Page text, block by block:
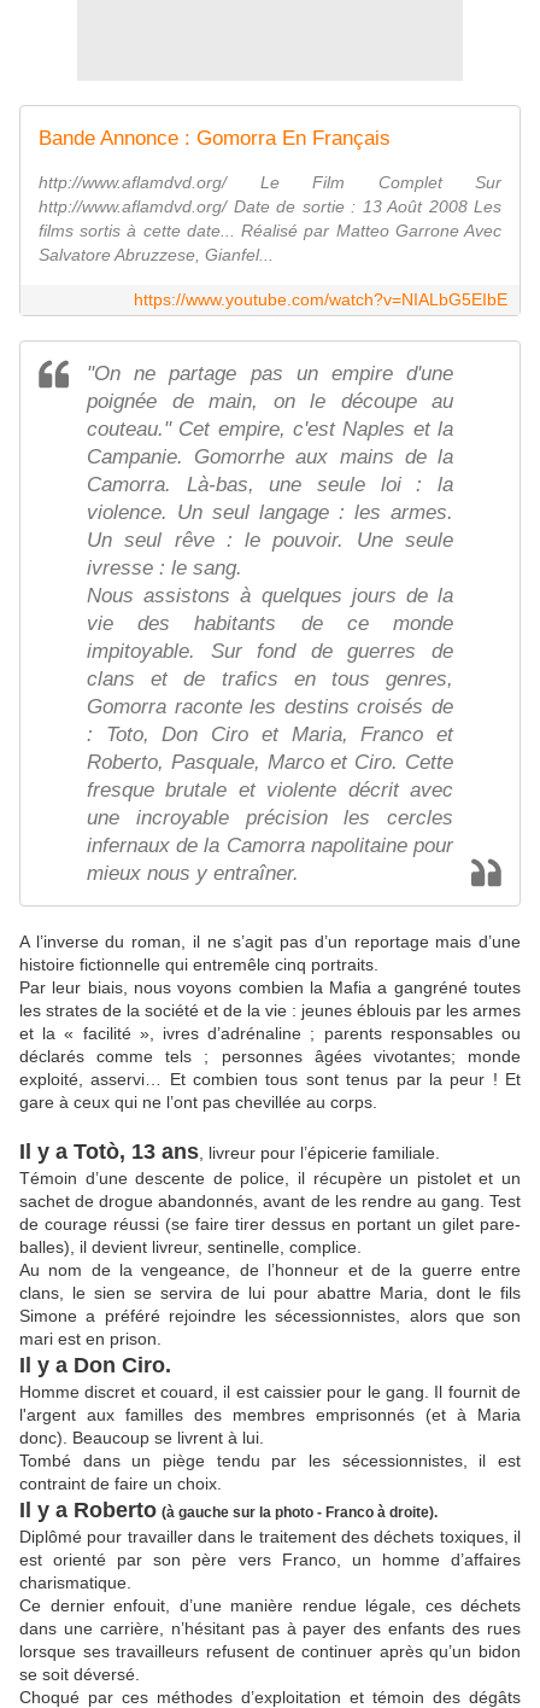
Bande Annonce : Gomorra En Français
http://www.aflamdvd.org/ Le Film Complet Sur
http://www.aflamdvd.org/ Date de sortie : 13 Août 2008 Les
films sortis à cette date... Réalisé par Matteo Garrone Avec
Salvatore Abruzzese, Gianfel...
https://www.youtube.com/watch?v=NIALbG5EIbE
"On ne partage pas un empire d'une
poignée de main, on le découpe au
couteau." Cet empire, c'est Naples et la
Campanie. Gomorrhe aux mains de la
Camorra. Là-bas, une seule loi : la
violence. Un seul langage : les armes.
Un seul rêve : le pouvoir. Une seule
ivresse : le sang.
Nous assistons à quelques jours de la
vie des habitants de ce monde
impitoyable. Sur fond de guerres de
clans et de trafics en tous genres,
Gomorra raconte les destins croisés de
: Toto, Don Ciro et Maria, Franco et
Roberto, Pasquale, Marco et Ciro. Cette
fresque brutale et violente décrit avec
une incroyable précision les cercles
infernaux de la Camorra napolitaine pour
mieux nous y entraîner.
A l’inverse du roman, il ne s’agit pas d’un reportage mais d’une
histoire fictionnelle qui entremêle cinq portraits.
Par leur biais, nous voyons combien la Mafia a gangréné toutes
les strates de la société et de la vie : jeunes éblouis par les armes
et la « facilité », ivres d’adrénaline ; parents responsables ou
déclarés comme tels ; personnes âgées vivotantes; monde
exploité, asservi… Et combien tous sont tenus par la peur ! Et
gare à ceux qui ne l’ont pas chevillée au corps.
Il y a Totò, 13 ans , livreur pour l’épicerie familiale.
Témoin d’une descente de police, il récupère un pistolet et un
sachet de drogue abandonnés, avant de les rendre au gang. Test
de courage réussi (se faire tirer dessus en portant un gilet pare-
balles), il devient livreur, sentinelle, complice.
Au nom de la vengeance, de l’honneur et de la guerre entre
clans, le sien se servira de lui pour abattre Maria, dont le fils
Simone a préféré rejoindre les sécessionnistes, alors que son
mari est en prison.
Il y a Don Ciro.
Homme discret et couard, il est caissier pour le gang. Il fournit de
l'argent aux familles des membres emprisonnés (et à Maria
donc). Beaucoup se livrent à lui.
Tombé dans un piège tendu par les sécessionnistes, il est
contraint de faire un choix.
Il y a Roberto (à gauche sur la photo - Franco à droite).
Diplômé pour travailler dans le traitement des déchets toxiques, il
est orienté par son père vers Franco, un homme d’affaires
charismatique.
Ce dernier enfouit, d’une manière rendue légale, ces déchets
dans une carrière, n’hésitant pas à payer des enfants des rues
lorsque ses travailleurs refusent de continuer après qu’un bidon
se soit déversé.
Choqué par ces méthodes d’exploitation et témoin des dégâts